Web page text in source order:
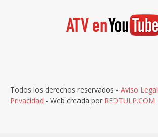
Todos los derechos reservados - Aviso Legal
Privacidad - Web creada por REDTULP.COM